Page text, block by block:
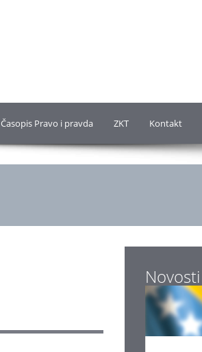
Časopis Pravo i pravda ZKT Kontakt
Novosti